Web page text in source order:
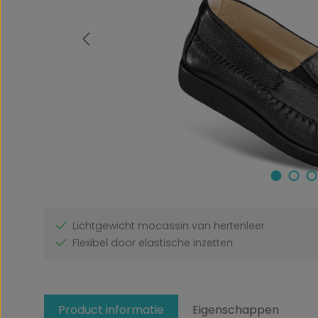
Lichtgewicht mocassin van hertenleer
Flexibel door elastische inzetten
Product informatie Eigenschappen